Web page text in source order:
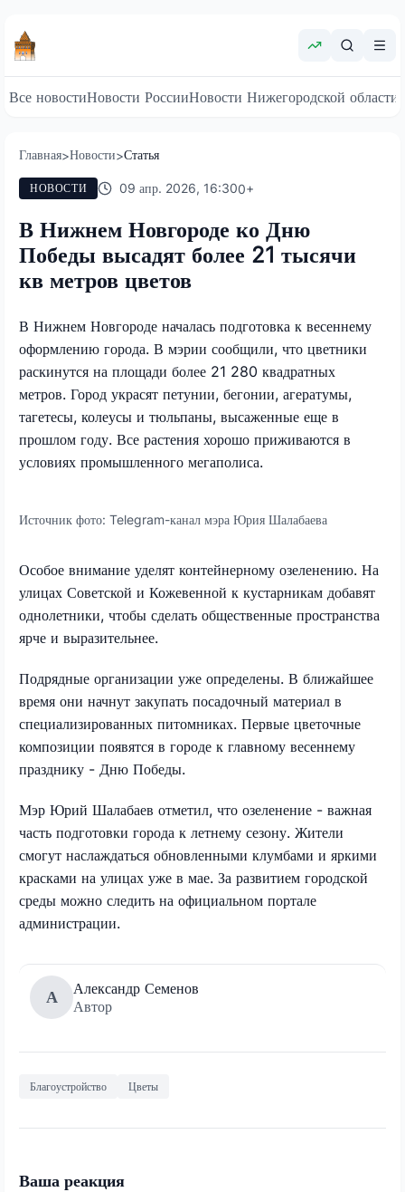
Все новостиНовости РоссииНовости Нижегородской области
Главная>Новости>Статья
НОВОСТИ 09 апр. 2026, 16:300+
В Нижнем Новгороде ко Дню
Победы высадят более 21 тысячи
кв метров цветов
В Нижнем Новгороде началась подготовка к весеннему
оформлению города. В мэрии сообщили, что цветники
раскинутся на площади более 21 280 квадратных
метров. Город украсят петунии, бегонии, агератумы,
тагетесы, колеусы и тюльпаны, высаженные еще в
прошлом году. Все растения хорошо приживаются в
условиях промышленного мегаполиса.
Источник фото: Telegram-канал мэра Юрия Шалабаева
Особое внимание уделят контейнерному озеленению. На
улицах Советской и Кожевенной к кустарникам добавят
однолетники, чтобы сделать общественные пространства
ярче и выразительнее.
Подрядные организации уже определены. В ближайшее
время они начнут закупать посадочный материал в
специализированных питомниках. Первые цветочные
композиции появятся в городе к главному весеннему
празднику - Дню Победы.
Мэр Юрий Шалабаев отметил, что озеленение - важная
часть подготовки города к летнему сезону. Жители
смогут наслаждаться обновленными клумбами и яркими
красками на улицах уже в мае. За развитием городской
среды можно следить на официальном портале
администрации.
А
Александр Семенов
Автор
Благоустройство Цветы
Ваша реакция